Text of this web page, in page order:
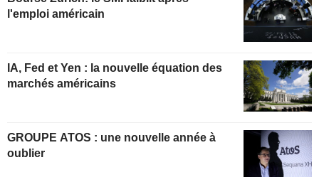
l'emploi américain
IA, Fed et Yen : la nouvelle équation des
marchés américains
GROUPE ATOS : une nouvelle année à
oublier